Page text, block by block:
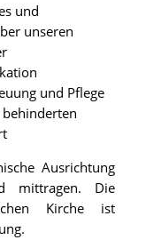
und
unseren
und Pflege
Ausrichtung
mittragen. Die
Kirche ist